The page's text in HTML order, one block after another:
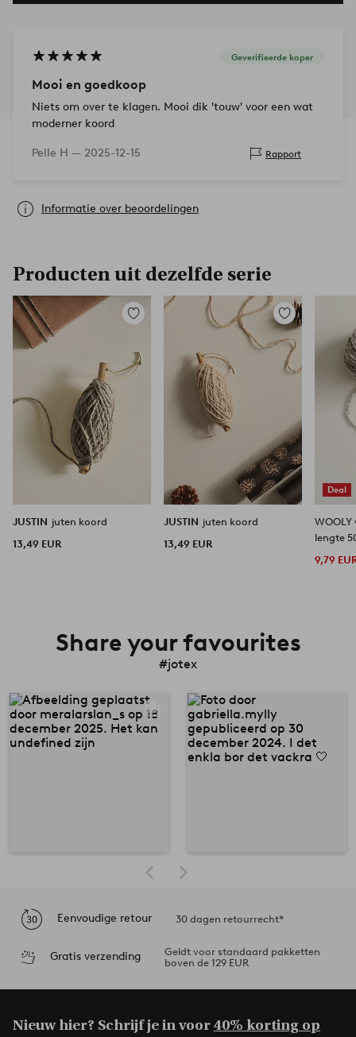
Geverifieerde koper
Mooi en goedkoop
Niets om over te klagen. Mooi dik 'touw' voor een wat
moderner koord
Pelle H — 2025-12-15 Rapport
Informatie over beoordelingen
Producten uit dezelfde serie
Toevoegen
JUSTIN juten koord
13,49 EUR
Toevoegen
aan
favorieten
JUSTIN juten koord
13,49 EUR
Deal
lengte
9,79
Share your favourites
#jotex
Eenvoudige retour 30 dagen retourrecht*
Gratis verzending
Geldt voor standaard pakketten
boven de 129 EUR
Nieuw hier? Schrijf je in voor40% korting op